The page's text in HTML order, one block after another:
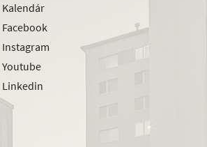
Kalendár
Facebook
Instagram
Youtube
Linkedin